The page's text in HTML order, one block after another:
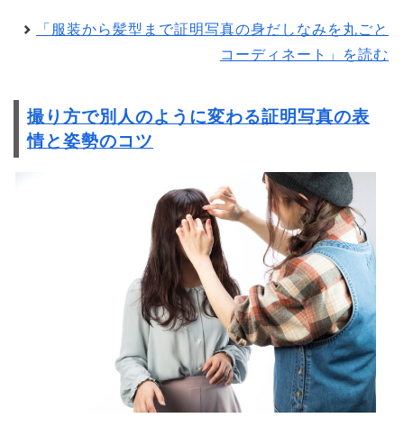
「服装から髪型まで証明写真の身だしなみを丸ごと
コーディネート」を読む
撮り方で別人のように変わる証明写真の表
情と姿勢のコツ